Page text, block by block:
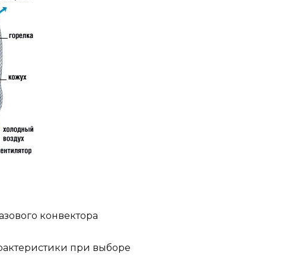
конвектора
при выборе